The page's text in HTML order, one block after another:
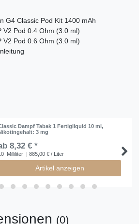
G4 Classic Pod Kit 1400 mAh
V2 Pod 0.4 Ohm (3.0 ml)
V2 Pod 0.6 Ohm (3.0 ml)
Dampf Tabak 1 Fertigliquid 10 ml,
3 mg
8,32 € *
Milliliter | 885,00 € / Liter
Artikel anzeigen
(0)